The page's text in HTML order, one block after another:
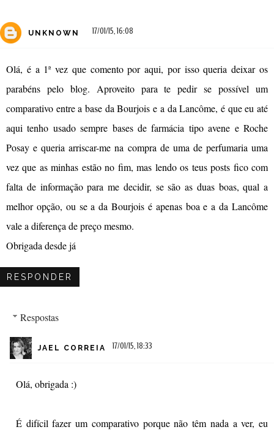
UNKNOWN 17/01/15, 16:08
Olá, é a 1ª vez que comento por aqui, por isso queria deixar os
parabéns pelo blog. Aproveito para te pedir se possível um
comparativo entre a base da Bourjois e a da Lancôme, é que eu até
aqui tenho usado sempre bases de farmácia tipo avene e Roche
Posay e queria arriscar-me na compra de uma de perfumaria uma
vez que as minhas estão no fim, mas lendo os teus posts fico com
falta de informação para me decidir, se são as duas boas, qual a
melhor opção, ou se a da Bourjois é apenas boa e a da Lancôme
vale a diferença de preço mesmo.
Obrigada desde já
RESPONDER
Respostas
JAEL CORREIA 17/01/15, 18:33
Olá, obrigada :)
É difícil fazer um comparativo porque não têm nada a ver, eu